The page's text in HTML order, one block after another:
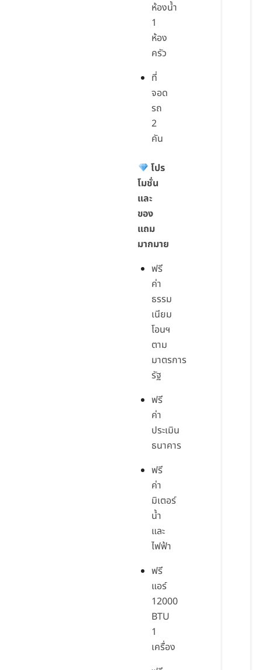
ห้องน้ำ
1
ห้อง
ครัว
ที่
จอด
รถ
2
คัน
โปร
โมชั่น
และ
ของ
แถม
มากมาย
ฟรี
ค่า
ธรรม
เนียม
โอนฯ
ตาม
มาตรการ
รัฐ
ฟรี
ค่า
ประเมิน
ธนาคาร
ฟรี
ค่า
มิเตอร์
น้ำ
และ
ไฟฟ้า
ฟรี
แอร์
12000
BTU
1
เครื่อง